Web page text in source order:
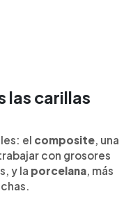
las carillas
el composite, una
con grosores
y la porcelana, más